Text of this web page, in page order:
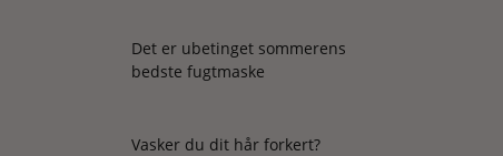
Det er ubetinget sommerens
bedste fugtmaske
Vasker du dit hår forkert?